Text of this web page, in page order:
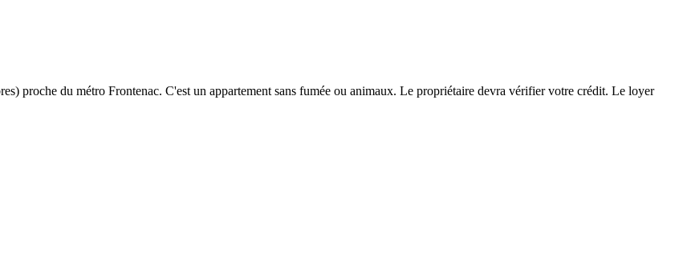
proche du métro Frontenac. C'est un appartement sans fumée ou animaux. Le propriétaire devra vérifier votre crédit. Le loyer